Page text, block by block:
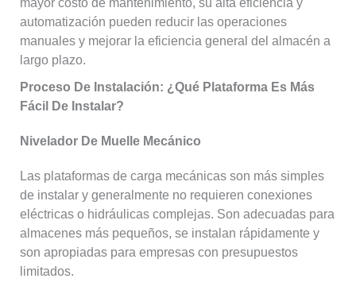
automatización pueden reducir las operaciones
manuales y mejorar la eficiencia general del almacén a
largo plazo.
Proceso De Instalación: ¿qué Plataforma Es Más
Fácil De Instalar?
Nivelador De Muelle Mecánico
Las plataformas de carga mecánicas son más simples
de instalar y generalmente no requieren conexiones
eléctricas o hidráulicas complejas. Son adecuadas para
almacenes más pequeños, se instalan rápidamente y
son apropiadas para empresas con presupuestos
limitados.